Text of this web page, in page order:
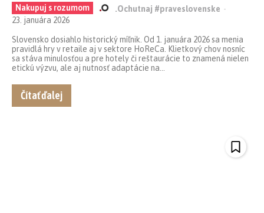
Nakupuj s rozumom .Ochutnaj #praveslovenske -
23. januára 2026
Slovensko dosiahlo historický míľnik. Od 1. januára 2026 sa menia
pravidlá hry v retaile aj v sektore HoReCa. Klietkový chov nosníc
sa stáva minulosťou a pre hotely či reštaurácie to znamená nielen
etickú výzvu, ale aj nutnosť adaptácie na...
Čítať ďalej